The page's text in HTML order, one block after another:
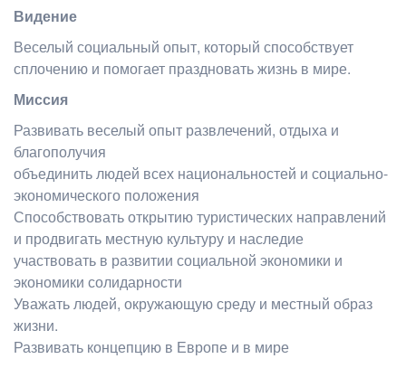
Видение
Веселый социальный опыт, который способствует
сплочению и помогает праздновать жизнь в мире.
Миссия
Развивать веселый опыт развлечений, отдыха и
благополучия
объединить людей всех национальностей и социально-
экономического положения
Способствовать открытию туристических направлений
и продвигать местную культуру и наследие
участвовать в развитии социальной экономики и
экономики солидарности
Уважать людей, окружающую среду и местный образ
жизни.
Развивать концепцию в Европе и в мире